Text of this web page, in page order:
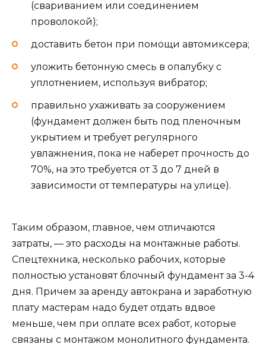
(свариванием или соединением
проволокой);
доставить бетон при помощи автомиксера;
уложить бетонную смесь в опалубку с
уплотнением, используя вибратор;
правильно ухаживать за сооружением
(фундамент должен быть под пленочным
укрытием и требует регулярного
увлажнения, пока не наберет прочность до
70%, на это требуется от 3 до 7 дней в
зависимости от температуры на улице).
Таким образом, главное, чем отличаются
затраты, — это расходы на монтажные работы.
Спецтехника, несколько рабочих, которые
полностью установят блочный фундамент за 3-4
дня. Причем за аренду автокрана и заработную
плату мастерам надо будет отдать вдвое
меньше, чем при оплате всех работ, которые
связаны с монтажом монолитного фундамента.